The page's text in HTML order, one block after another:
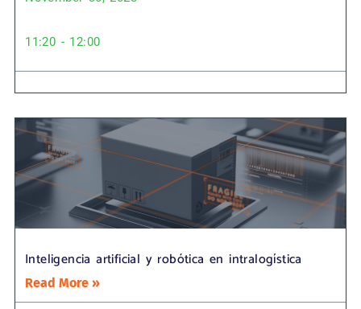
11:20 - 12:00
Inteligencia artificial y robótica en intralogística
Read More »